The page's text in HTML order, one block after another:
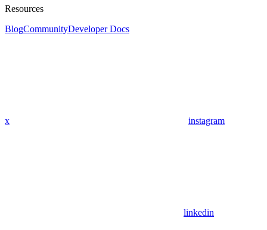
Resources
BlogCommunityDeveloper Docs
x instagram
linkedin